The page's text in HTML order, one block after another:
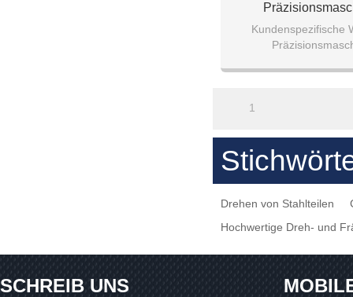
Kundenspezifische
1
Drehen von Stahlteilen
Hochwertige Dreh- und
SCHREIB UNS